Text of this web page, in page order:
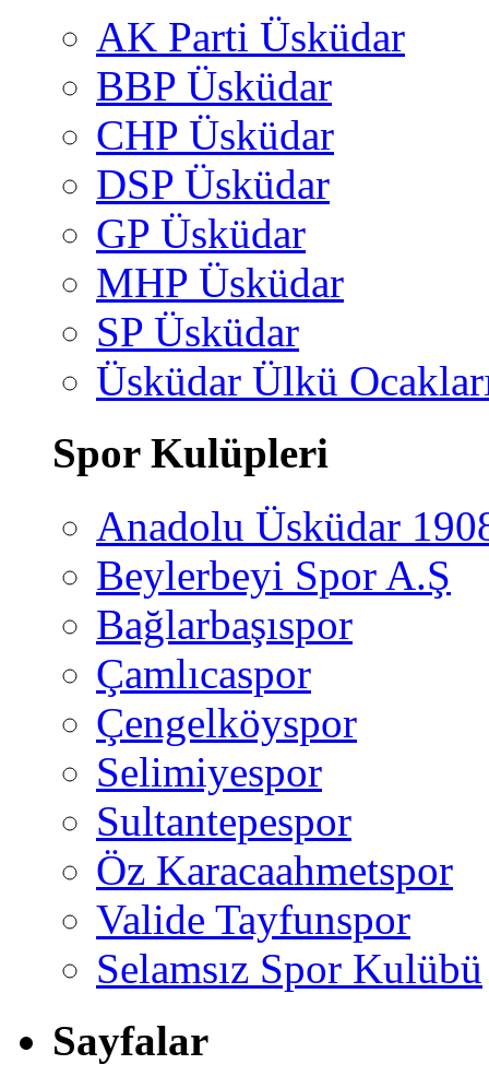
AK Parti Üsküdar
BBP Üsküdar
CHP Üsküdar
DSP Üsküdar
GP Üsküdar
MHP Üsküdar
SP Üsküdar
Üsküdar Ülkü
Spor Kulüpleri
Anadolu Üsküdar
Beylerbeyi Spor A.Ş
Bağlarbaşıspor
Çamlıcaspor
Çengelköyspor
Selimiyespor
Sultantepespor
Öz Karacaahmetspor
Valide Tayfunspor
Selamsız Spor Kulübü
Sayfalar